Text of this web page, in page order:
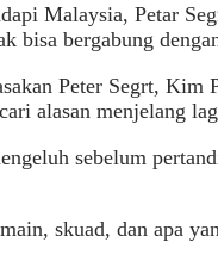
Malaysia, Petar
bisa bergabung
Peter Segrt,
alasan menjelang
sebelum
skuad, dan apa